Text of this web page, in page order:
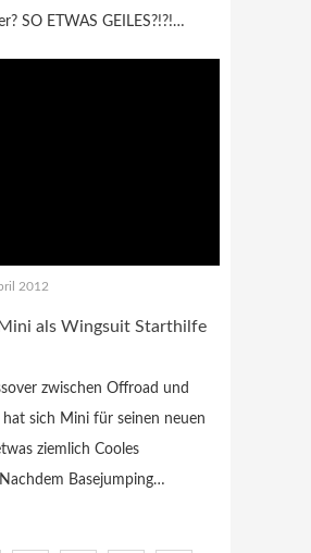
SO ETWAS GEILES?!?!…
2012
als Wingsuit Starthilfe
zwischen Offroad und
sich Mini für seinen neuen
ziemlich Cooles
Basejumping…